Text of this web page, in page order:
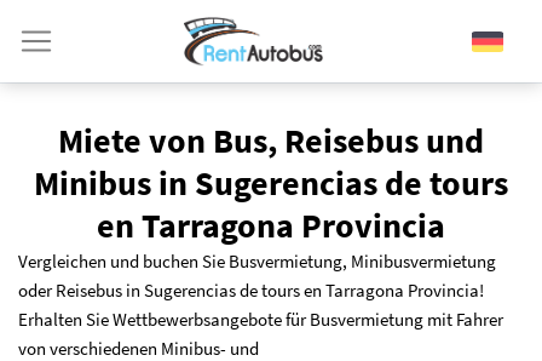
Miete von Bus, Reisebus und
Minibus in Sugerencias de tours
en Tarragona Provincia
Vergleichen und buchen Sie Busvermietung, Minibusvermietung
oder Reisebus in Sugerencias de tours en Tarragona Provincia!
Erhalten Sie Wettbewerbsangebote für Busvermietung mit Fahrer
von verschiedenen Minibus- und